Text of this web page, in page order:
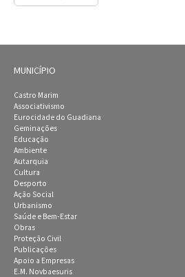
MUNICÍPIO
Castro Marim
Associativismo
Eurocidade do Guadiana
Geminações
Educação
Ambiente
Autarquia
Cultura
Desporto
Ação Social
Urbanismo
Saúde e Bem-Estar
Obras
Proteção Civil
Publicações
Apoio a Empresas
E.M. Novbaesuris